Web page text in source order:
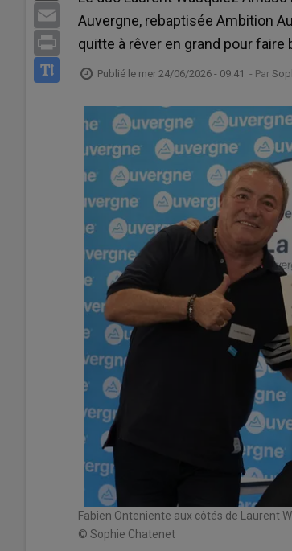
Email
Print
Auvergne, rebaptisée Ambition
quitte à rêver en grand pour faire
Publié le mer 24/06/2026 - 09:41 - Par
Fabien Onteniente aux côtés de Laurent
© Sophie Chatenet